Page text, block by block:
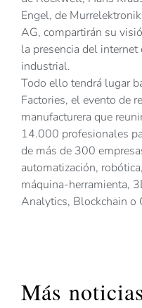
Engel, de
AG, compartirán su
la presencia del
industrial.
Todo ello tendrá lugar
Factories, el evento de
manufacturera que
14.000 profesionales
de más de 300
automatización,
máquina-herramienta,
Analytics, Blockchain o
Más noticias